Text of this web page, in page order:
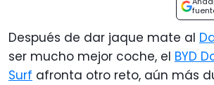
Después de dar jaque mate al
ser mucho mejor coche, el BYD
Surf afronta otro reto, aún más